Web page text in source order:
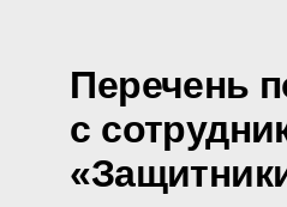
Перечень
с